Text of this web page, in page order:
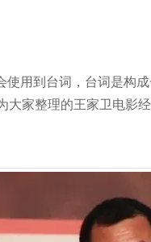
使用到台词，台词是构
大家整理的王家卫电影